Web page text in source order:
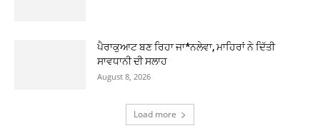
ਪੈਰਾਕੁਆਟ ਬਣ ਰਿਹਾ ਜਾ*ਨਲੇਵਾ, ਮਾਹਿਰਾਂ ਨੇ ਦਿੱਤੀ
ਸਾਵਧਾਨੀ ਦੀ ਸਲਾਹ
August 8, 2026
Load more